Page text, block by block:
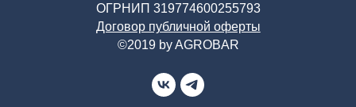
ОГРНИП 319774600255793
Договор публичной оферты
©2019 by AGROBAR